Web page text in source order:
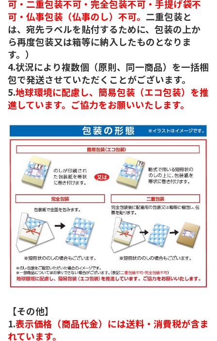
可・二重包装不可・完全包装不可・手提げ袋不
可・仏事包装（仏事のし）不可。 二重包装と
は、宛先ラベルを貼付するために、包装の上か
ら再度包装又は箱等に納入したものとなりま
す。）
4.状況により複数個（原則、同一商品）を一括梱
包で発送させていただくことがございます。
5.地球環境に配慮し、簡易包装（エコ包装）を推
進しています。ご協力をお願いいたします。
【その他】
1.表示価格（商品代金）には送料・消費税が含ま
れています。